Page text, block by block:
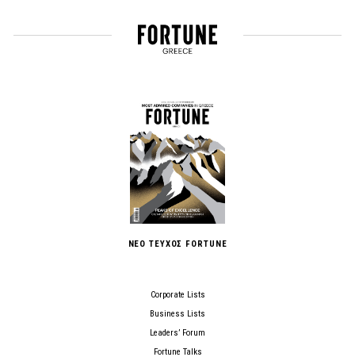
ΝΕΟ ΤΕΥΧΟΣ FORTUNE
Corporate Lists
Business Lists
Leaders’ Forum
Fortune Talks